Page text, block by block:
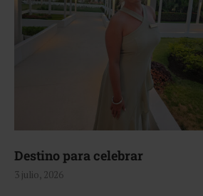
Destino para celebrar
3 julio, 2026